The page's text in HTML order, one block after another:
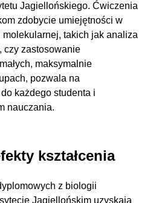
Jagiellońskiego. Ćwiczenia
zdobycie umiejętności w
takich jak analiza
czy zastosowanie
maksymalnie
pozwala na
każdego studenta i
nauczania.
kształcenia
z biologii
Jagiellońskim uzyskają